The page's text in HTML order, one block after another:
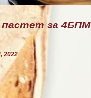
пастет за 4БПМ
2022